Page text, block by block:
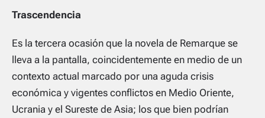
Trascendencia
Es la tercera ocasión que la novela de Remarque se
lleva a la pantalla, coincidentemente en medio de un
contexto actual marcado por una aguda crisis
económica y vigentes conflictos en Medio Oriente,
Ucrania y el Sureste de Asia; los que bien podrían